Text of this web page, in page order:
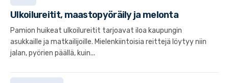
Ulkoilureitit, maastopyöräily ja melonta
Pamion huikeat ulkoilureitit tarjoavat iloa kaupungin
asukkaille ja matkailijoille. Mielenkiintoisia reittejä löytyy niin
jalan, pyörien päällä, kuin...